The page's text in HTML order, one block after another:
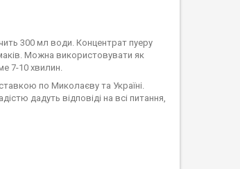
300 мл води. Концентрат пуеру
Можна використовувати як
7-10 хвилин.
по Миколаєву та Україні.
дадуть відповіді на всі питання,